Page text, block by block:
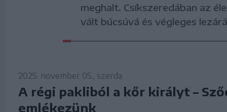
meghalt. Csíkszeredában az
vált búcsúvá és végleges
2025. november 05., szerda
A régi pakliból a kőr királyt –
emlékezünk